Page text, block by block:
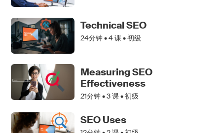
Technical SEO
24分钟 •4课 • 初级
Measuring SEO
Effectiveness
21分钟 •3课 • 初级
SEO Uses